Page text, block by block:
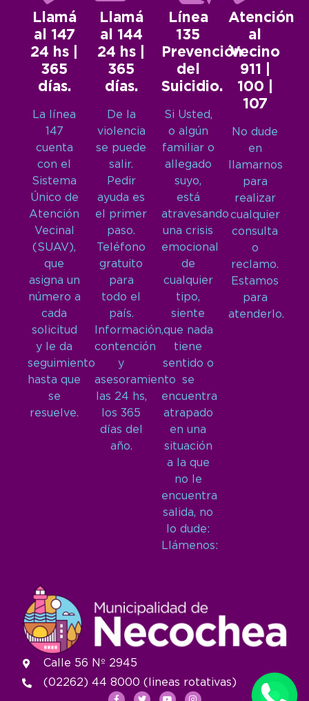
Llamá
al 147
24 hs |
365
días.
La línea
147
cuenta
con el
Sistema
Único de
Atención
Vecinal
(SUAV),
que
asigna un
número a
cada
solicitud
y le da
seguimiento
hasta que
se
resuelve.
Llamá
al 144
24 hs |
365
días.
De la
violencia
se puede
salir.
Pedir
ayuda es
el primer
paso.
Teléfono
gratuito
para
todo el
país.
Información,
contención
y
asesoramiento
las 24 hs,
los 365
días del
año.
Línea
135
Prevención
del
Suicidio.
Si Usted,
o algún
familiar o
allegado
suyo,
está
atravesando
una crisis
emocional
de
cualquier
tipo,
siente
que nada
tiene
sentido o
se
encuentra
atrapado
en una
situación
a la que
no le
encuentra
salida, no
lo dude:
Llámenos:
Atención
al
Vecino
911 |
100 |
107
No dude
en
llamarnos
para
realizar
cualquier
consulta
o
reclamo.
Estamos
para
atenderlo.
Calle 56 Nº 2945
(02262) 44 8000 (lineas rotativas)